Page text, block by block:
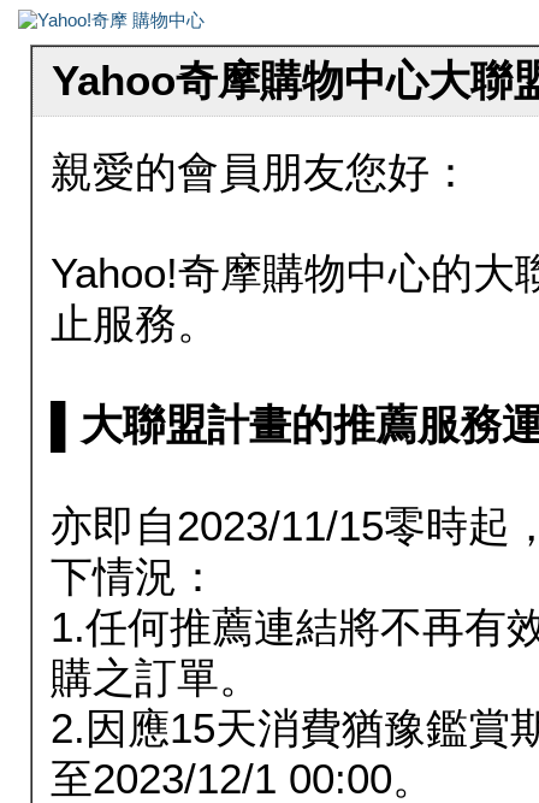
Yahoo奇摩購物中心大聯
親愛的會員朋友您好：
Yahoo!奇摩購物中心的大
止服務。
▌大聯盟計畫的推薦服務
亦即自2023/11/15零時起
下情況：
1.任何推薦連結將不再有
購之訂單。
2.因應15天消費猶豫鑑賞
至2023/12/1 00:00。